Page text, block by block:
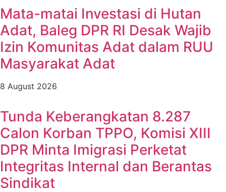
Mata-matai Investasi di Hutan
Adat, Baleg DPR RI Desak Wajib
Izin Komunitas Adat dalam RUU
Masyarakat Adat
8 August 2026
Tunda Keberangkatan 8.287
Calon Korban TPPO, Komisi XIII
DPR Minta Imigrasi Perketat
Integritas Internal dan Berantas
Sindikat